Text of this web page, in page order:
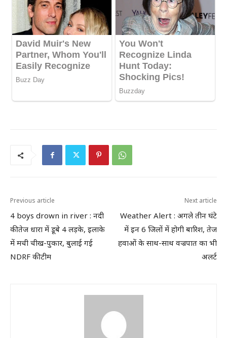
Previous article
4 boys drown in river : नदी
की तेज धारा में डूबे 4 लड़के, इलाके
में मची चीख-पुकार, बुलाई गई
NDRF की टीम
Next article
Weather Alert : अगले तीन घंटे
में इन 6 जिलों में होगी बारिश, तेज
हवाओं के साथ-साथ वज्रपात का भी
अलर्ट